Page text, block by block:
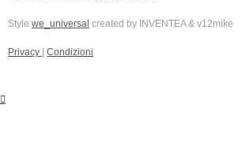
Style we_universal created by INVENTEA & v12mike
Privacy Condizioni